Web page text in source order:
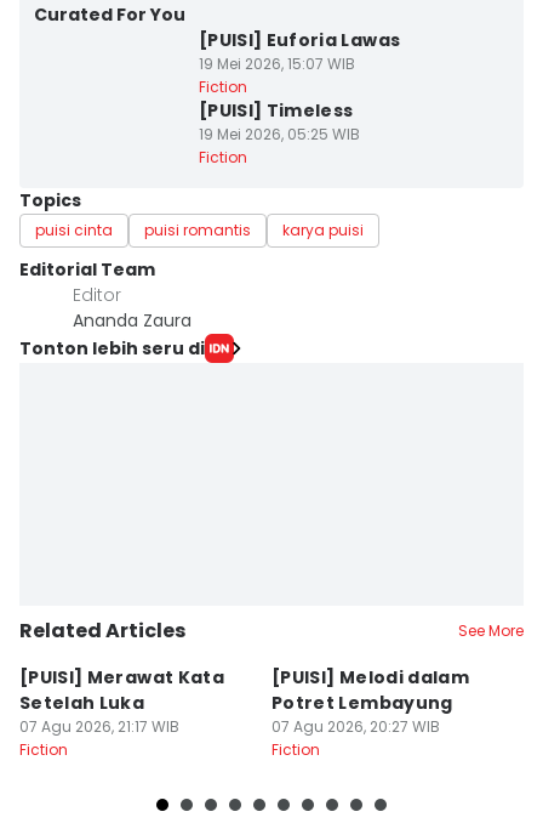
Curated For You
[PUISI] Euforia Lawas
19 Mei 2026, 15:07 WIB
Fiction
[PUISI] Timeless
19 Mei 2026, 05:25 WIB
Fiction
Topics
puisi cinta puisi romantis karya puisi
Editorial Team
Editor
Ananda Zaura
Tonton lebih seru di
Related Articles See More
[PUISI] Merawat Kata
Setelah Luka
07 Agu 2026, 21:17 WIB
Fiction
[PUISI] Melodi dalam
Potret Lembayung
07 Agu 2026, 20:27 WIB
Fiction